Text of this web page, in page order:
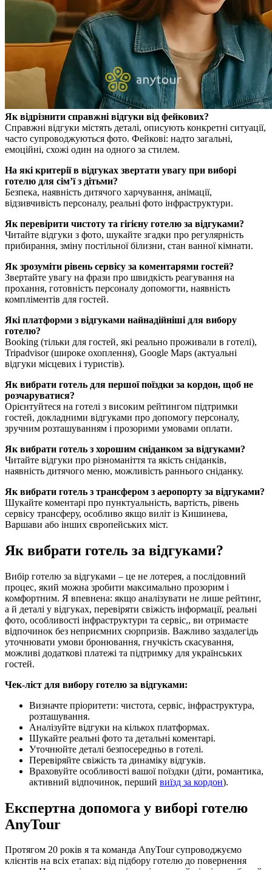
Як відрізнити справжні відгуки від фейкових?
Справжні відгуки містять деталі, описують конкретні ситуації,
часто супроводжуються фото. Фейкові: надто загальні,
емоційні, схожі один на одного за стилем.
На які критерії в відгуках звертати увагу при виборі
готелю для сім’ї з дітьми?
Безпека, наявність дитячого харчування, анімації,
відзивчивість персоналу, реальні фото інфраструктури.
Як перевірити чистоту та гігієну готелю за відгуками?
Читайте відгуки з фото, шукайте згадки про регулярність
прибирання, зміну постільної білизни, стан ванної кімнати.
Як зрозуміти рівень сервісу за коментарями гостей?
Звертайте увагу на фрази про швидкість реагування на
прохання, готовність персоналу допомогти, наявність
компліментів для гостей.
Які платформи з відгуками найнадійніші для вибору
готелю?
Booking (тільки для гостей, які реально проживали в готелі),
Tripadvisor (широке охоплення), Google Maps (актуальні
відгуки місцевих і туристів).
Як вибрати готель для першої поїздки за кордон, щоб не
розчаруватися?
Орієнтуйтеся на готелі з високим рейтингом підтримки
гостей, докладними відгуками про допомогу персоналу,
зручним розташуванням і прозорими умовами оплати.
Як вибрати готель з хорошим сніданком за відгуками?
Читайте відгуки про різноманіття та якість сніданків,
наявність дитячого меню, можливість раннього сніданку.
Як вибрати готель з трансфером з аеропорту за відгуками?
Шукайте коментарі про пунктуальність, вартість, рівень
сервісу трансферу, особливо якщо виліт із Кишинева,
Варшави або інших європейських міст.
Як вибрати готель за відгуками?
Вибір готелю за відгуками – це не лотерея, а послідовний
процес, який можна зробити максимально прозорим і
комфортним. Я впевнена: якщо аналізувати не лише рейтинг,
а й деталі у відгуках, перевіряти свіжість інформації, реальні
фото, особливості інфраструктури та сервіс,, ви отримаєте
відпочинок без неприємних сюрпризів. Важливо заздалегідь
уточнювати умови бронювання, гнучкість скасування,
можливі додаткові платежі та підтримку для українських
гостей.
Чек-ліст для вибору готелю за відгуками:
Визначте пріоритети: чистота, сервіс, інфраструктура,
розташування.
Аналізуйте відгуки на кількох платформах.
Шукайте реальні фото та детальні коментарі.
Уточнюйте деталі безпосередньо в готелі.
Перевіряйте свіжість та динаміку відгуків.
Враховуйте особливості вашої поїздки (діти, романтика,
активний відпочинок, перший виїзд за кордон).
Експертна допомога у виборі готелю
AnyTour
Протягом 20 років я та команда AnyTour супроводжуємо
клієнтів на всіх етапах: від підбору готелю до повернення